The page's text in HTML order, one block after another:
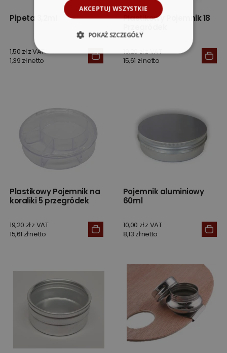
Pipeta 3,2ml
1,50 zł z VAT
1,39 zł netto
Plastikowy Pojemnik 18
19,20 zł z VAT
15,61 zł netto
Plastikowy Pojemnik na
koraliki 5 przegródek
19,20 zł z VAT
15,61 zł netto
Pojemnik aluminiowy
60ml
10,00 zł z VAT
8,13 zł netto
AKCEPTUJ WSZYSTKIE
POKAŻ SZCZEGÓŁY